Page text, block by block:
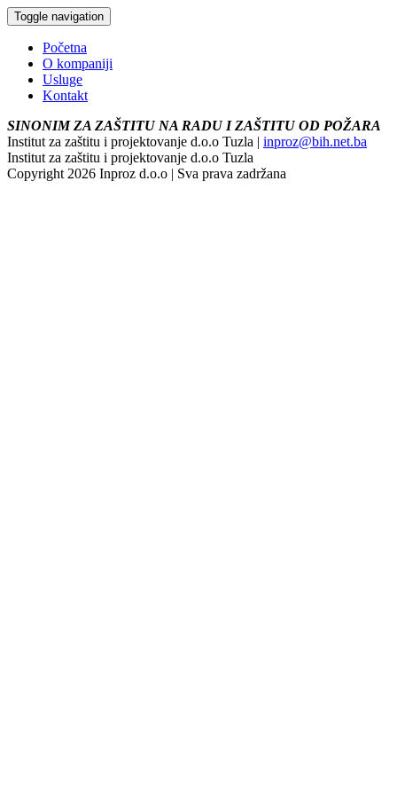
Toggle navigation
Početna
O kompaniji
Usluge
Kontakt
SINONIM ZA ZAŠTITU NA RADU I ZAŠTITU OD POŽARA
Institut za zaštitu i projektovanje d.o.o Tuzla | inproz@bih.net.ba
Institut za zaštitu i projektovanje d.o.o Tuzla
Copyright 2026 Inproz d.o.o | Sva prava zadržana